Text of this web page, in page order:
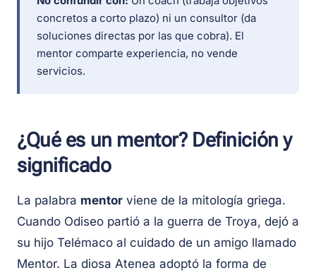
concretos a corto plazo) ni un consultor (da
soluciones directas por las que cobra). El
mentor comparte experiencia, no vende
servicios.
¿Qué es un mentor? Definición y
significado
La palabra mentor viene de la mitología griega.
Cuando Odiseo partió a la guerra de Troya, dejó a
su hijo Telémaco al cuidado de un amigo llamado
Mentor. La diosa Atenea adoptó la forma de